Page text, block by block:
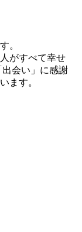
。
がすべて幸せ
会い」に感謝
ます。